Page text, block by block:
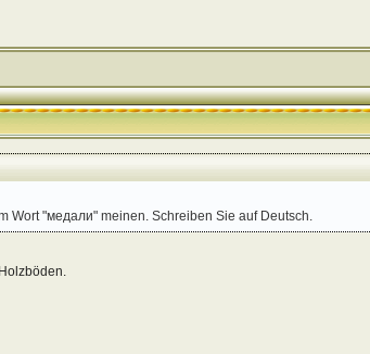
Wort "медали" meinen. Schreiben Sie auf Deutsch.